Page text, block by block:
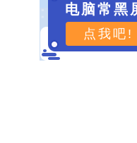
电脑常黑
点我吧!